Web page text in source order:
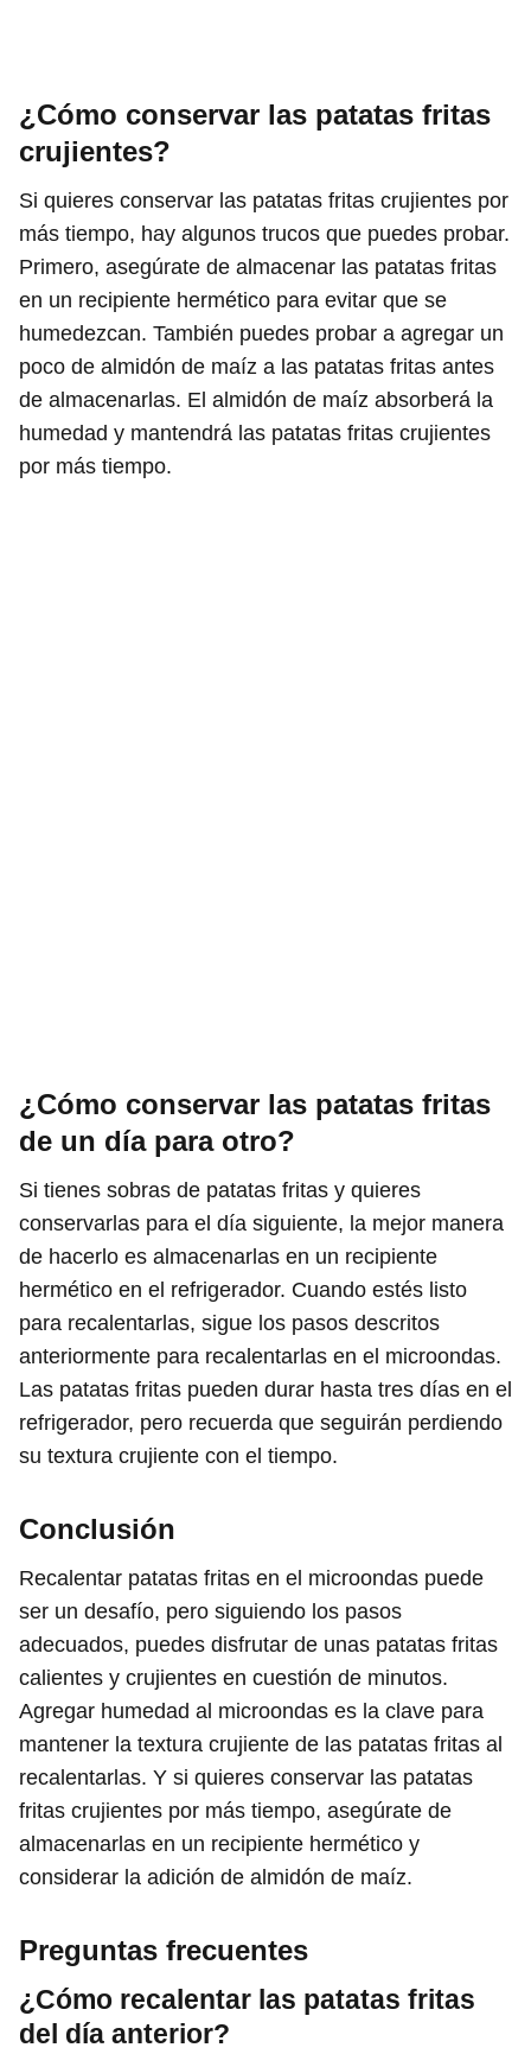
¿Cómo conservar las patatas fritas
crujientes?
Si quieres conservar las patatas fritas crujientes por
más tiempo, hay algunos trucos que puedes probar.
Primero, asegúrate de almacenar las patatas fritas
en un recipiente hermético para evitar que se
humedezcan. También puedes probar a agregar un
poco de almidón de maíz a las patatas fritas antes
de almacenarlas. El almidón de maíz absorberá la
humedad y mantendrá las patatas fritas crujientes
por más tiempo.
¿Cómo conservar las patatas fritas
de un día para otro?
Si tienes sobras de patatas fritas y quieres
conservarlas para el día siguiente, la mejor manera
de hacerlo es almacenarlas en un recipiente
hermético en el refrigerador. Cuando estés listo
para recalentarlas, sigue los pasos descritos
anteriormente para recalentarlas en el microondas.
Las patatas fritas pueden durar hasta tres días en el
refrigerador, pero recuerda que seguirán perdiendo
su textura crujiente con el tiempo.
Conclusión
Recalentar patatas fritas en el microondas puede
ser un desafío, pero siguiendo los pasos
adecuados, puedes disfrutar de unas patatas fritas
calientes y crujientes en cuestión de minutos.
Agregar humedad al microondas es la clave para
mantener la textura crujiente de las patatas fritas al
recalentarlas. Y si quieres conservar las patatas
fritas crujientes por más tiempo, asegúrate de
almacenarlas en un recipiente hermético y
considerar la adición de almidón de maíz.
Preguntas frecuentes
¿Cómo recalentar las patatas fritas
del día anterior?